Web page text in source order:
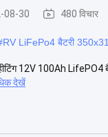
08-30 480 विचार
RV LiFePo4 बैटरी
12V 100Ah LifePO4
देखें